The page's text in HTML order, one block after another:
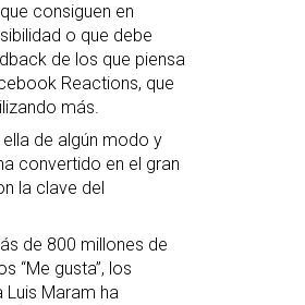
consiguen en
o que debe
de los que piensa
Reactions, que
más.
de algún modo y
convertido en el gran
la clave del
de 800 millones de
“Me gusta”, los
Luis Maram ha